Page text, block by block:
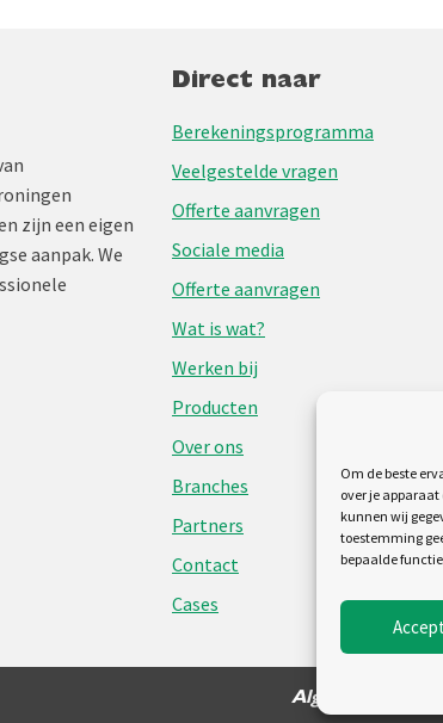
Om de beste
over je
kunnen wij
toestemming
bepaalde
zijn een eigen
aanpak. We
Direct naar
Berekeningsprogramma
Veelgestelde vragen
Offerte aanvragen
Sociale media
Offerte aanvragen
Wat is wat?
Werken bij
Producten
Over ons
Branches
Partners
Contact
Cases
Algemene